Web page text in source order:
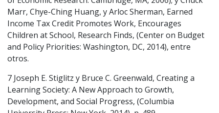
Marr, Chye-Ching Huang, y Arloc Sherman, Earned
Income Tax Credit Promotes Work, Encourages
Children at School, Research Finds, (Center on Budget
and Policy Priorities: Washington, DC, 2014), entre
otros.
7 Joseph E. Stiglitz y Bruce C. Greenwald, Creating a
Learning Society: A New Approach to Growth,
Development, and Social Progress, (Columbia